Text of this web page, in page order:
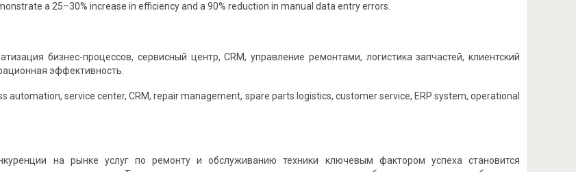
a 25–30% increase in efficiency and a 90% reduction in manual data entry errors.
бизнес-процессов, сервисный центр, CRM, управление ремонтами, логистика запчастей, клиентский
эффективность.
automation, service center, CRM, repair management, spare parts logistics, customer service, ERP system, operational
на рынке услуг по ремонту и обслуживанию техники ключевым фактором успеха становится